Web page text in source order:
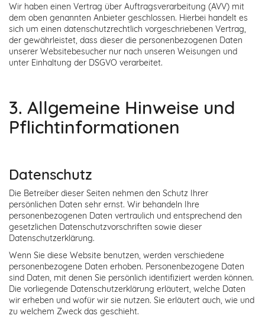
Wir haben einen Vertrag über Auftragsverarbeitung (AVV) mit
dem oben genannten Anbieter geschlossen. Hierbei handelt es
sich um einen datenschutzrechtlich vorgeschriebenen Vertrag,
der gewährleistet, dass dieser die personenbezogenen Daten
unserer Websitebesucher nur nach unseren Weisungen und
unter Einhaltung der DSGVO verarbeitet.
3. Allgemeine Hinweise und
Pflicht­informationen
Datenschutz
Die Betreiber dieser Seiten nehmen den Schutz Ihrer
persönlichen Daten sehr ernst. Wir behandeln Ihre
personenbezogenen Daten vertraulich und entsprechend den
gesetzlichen Datenschutzvorschriften sowie dieser
Datenschutzerklärung.
Wenn Sie diese Website benutzen, werden verschiedene
personenbezogene Daten erhoben. Personenbezogene Daten
sind Daten, mit denen Sie persönlich identifiziert werden können.
Die vorliegende Datenschutzerklärung erläutert, welche Daten
wir erheben und wofür wir sie nutzen. Sie erläutert auch, wie und
zu welchem Zweck das geschieht.